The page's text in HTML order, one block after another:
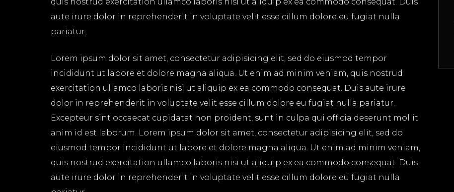
quis nostrud exercitation ullamco laboris nisi ut aliquip ex ea commodo consequat. Duis
aute irure dolor in reprehenderit in voluptate velit esse cillum dolore eu fugiat nulla
pariatur.
Lorem ipsum dolor sit amet, consectetur adipisicing elit, sed do eiusmod tempor
incididunt ut labore et dolore magna aliqua. Ut enim ad minim veniam, quis nostrud
exercitation ullamco laboris nisi ut aliquip ex ea commodo consequat. Duis aute irure
dolor in reprehenderit in voluptate velit esse cillum dolore eu fugiat nulla pariatur.
Excepteur sint occaecat cupidatat non proident, sunt in culpa qui officia deserunt mollit
anim id est laborum. Lorem ipsum dolor sit amet, consectetur adipisicing elit, sed do
eiusmod tempor incididunt ut labore et dolore magna aliqua. Ut enim ad minim veniam,
quis nostrud exercitation ullamco laboris nisi ut aliquip ex ea commodo consequat. Duis
aute irure dolor in reprehenderit in voluptate velit esse cillum dolore eu fugiat nulla